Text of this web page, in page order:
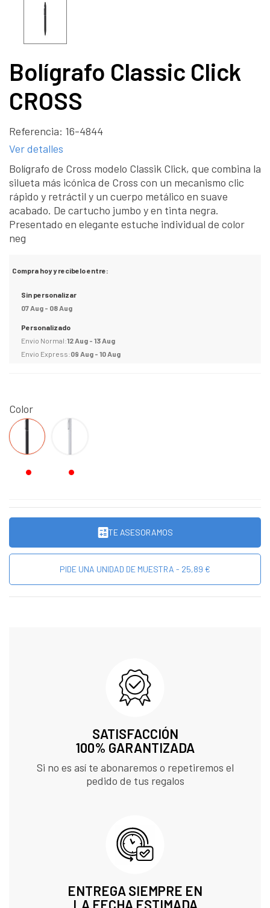
Bolígrafo Classic Click
CROSS
Referencia: 16-4844
Ver detalles
Bolígrafo de Cross modelo Classik Click, que combina la
silueta más icónica de Cross con un mecanismo clic
rápido y retráctil y un cuerpo metálico en suave
acabado. De cartucho jumbo y en tinta negra.
Presentado en elegante estuche individual de color
neg
Compra hoy y recibelo entre:
Sin personalizar
07 Aug - 08 Aug
Personalizado
Envio Normal:12 Aug - 13 Aug
Envio Express:09 Aug - 10 Aug
Color
NEGRO
PLATEADO
TE ASESORAMOS
PIDE UNA UNIDAD DE MUESTRA - 25,89 €
SATISFACCIÓN
100% GARANTIZADA
Si no es así te abonaremos o repetiremos el
pedido de tus regalos
ENTREGA SIEMPRE EN
LA FECHA ESTIMADA